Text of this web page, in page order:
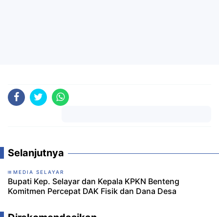
Selanjutnya
MEDIA SELAYAR
Bupati Kep. Selayar dan Kepala KPKN Benteng
Komitmen Percepat DAK Fisik dan Dana Desa